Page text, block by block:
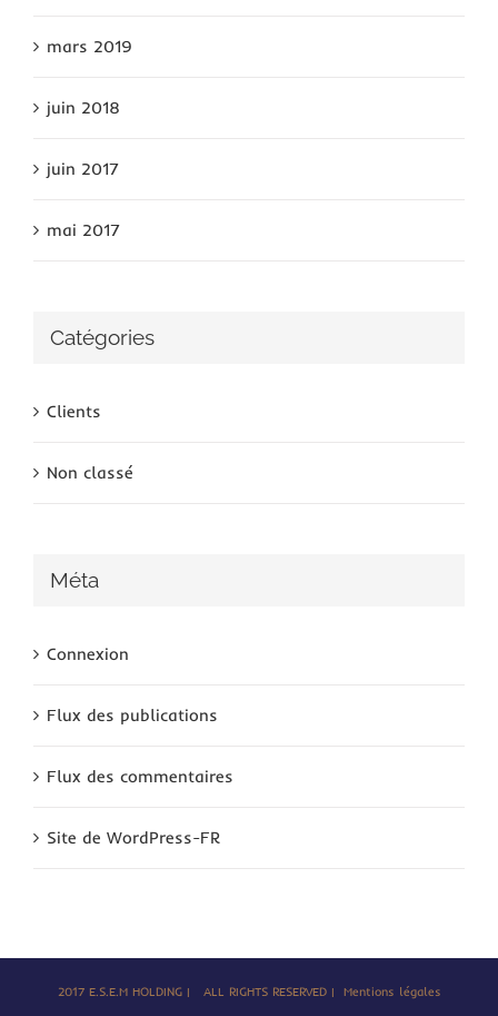
mars 2019
juin 2018
juin 2017
mai 2017
Catégories
Clients
Non classé
Méta
Connexion
Flux des publications
Flux des commentaires
Site de WordPress-FR
2017 E.S.E.M HOLDING | ALL RIGHTS RESERVED | Mentions légales